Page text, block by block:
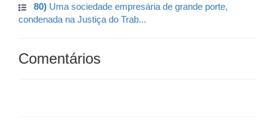
80) Uma sociedade empresária de grande porte,
condenada na Justiça do Trab...
Comentários